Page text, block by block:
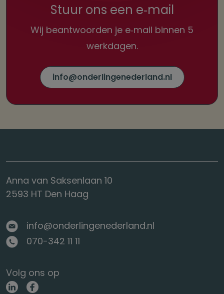
Stuur ons een e‑mail
Wij beantwoorden je e‑mail binnen 5
werkdagen.
info@onderlingenederland.nl
Anna van Saksenlaan 10
2593 HT Den Haag
info@onderlingenederland.nl
070-342 11 11
Volg ons op